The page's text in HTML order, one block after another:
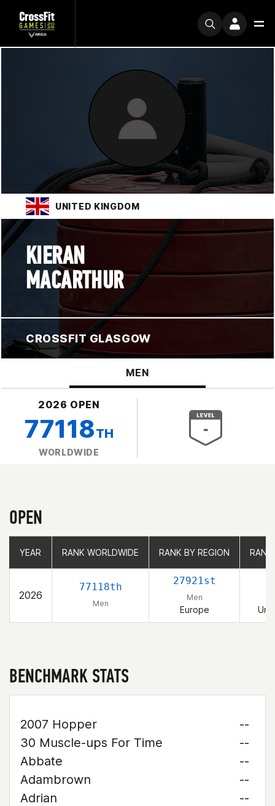
UNITED KINGDOM
KIERAN
MACARTHUR
CROSSFIT GLASGOW
MEN
2026 OPEN
77118TH
WORLDWIDE
OPEN
YEAR RANK WORLDWIDE RANK BY REGION
2026
77118th
Men
27921st
Men
Europe
YEAR RANK WORLDWIDE RANK BY REGION
BENCHMARK STATS
2007 Hopper
--
30 Muscle-ups For Time
--
Abbate
--
Adambrown
--
Adrian
--